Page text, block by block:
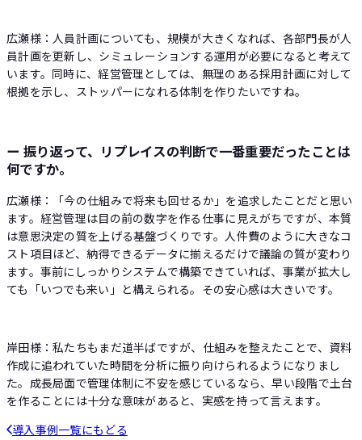
広瀬様：人員計画についても、規模が大きくなれば、各部門長が人
員計画を更新し、シミュレーションする運用が必要になると考えて
います。同時に、経営管理としては、無理のある採用計画に対して
根拠を示し、ストッパーになれる体制を作りたいですね。
ー 振り返って、リプレイスの判断で一番重要だったことは
何ですか。
広瀬様：「今の仕組みで将来も回せるか」を追求したことだと思い
ます。経営管理は目の前の数字を作る仕事に見えがちですが、本質
は意思決定の質を上げる基盤づくりです。人件費のように大きなコ
スト項目ほど、納得できるデータに揃えるだけで議論の質が変わり
ます。事前にしっかりシステムで構築できていれば、事業が拡大し
ても「いつでも来い」と構えられる。その安心感は大きいです。
岸田様：私たちもまだ道半ばですが、仕組みを整えたことで、資料
作成に追われていた時間を分析に振り向けられるようになりまし
た。成長局面で管理体制に不安を感じているなら、早い段階で土台
を作ることには十分な意味があると、実感を持って言えます。
導入事例一覧にもどる